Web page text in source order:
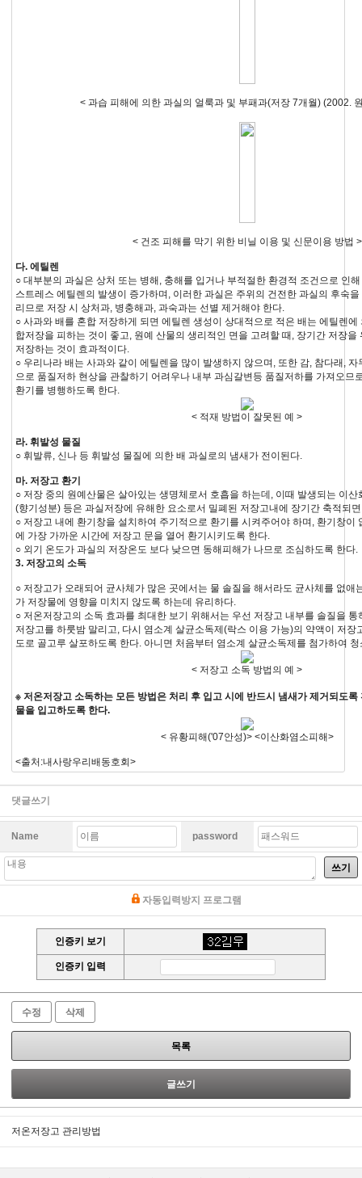
< 과습 피해에 의한 과실의 얼룩과 및 부패과(저장 7개월) (2002.
< 건조 피해를 막기 위한 비닐 이용 및 신문이용 방법 >
다. 에틸렌
○ 대부분의 과실은 상처 또는 병해, 충해를 입거나 부적절한 환경적 조건으로 인
스트레스 에틸렌의 발생이 증가하며, 이러한 과실은 주위의 건전한 과실의 후숙
리므로 저장 시 상처과, 병충해과, 과숙과는 선별 제거해야 한다.
○ 사과와 배를 혼합 저장하게 되면 에틸렌 생성이 상대적으로 적은 배는 에틸렌
합저장을 피하는 것이 좋고, 원예 산물의 생리적인 면을 고려할 때, 장기간 저장을
저장하는 것이 효과적이다.
○ 우리나라 배는 사과와 같이 에틸렌을 많이 발생하지 않으며, 또한 감, 참다래,
으로 품질저하 현상을 관찰하기 어려우나 내부 과심갈변등 품질저하를 가져오므
환기를 병행하도록 한다.
< 적재 방법이 잘못된 예 >
라. 휘발성 물질
○ 휘발류, 신나 등 휘발성 물질에 의한 배 과실로의 냄새가 전이된다.
마. 저장고 환기
○ 저장 중의 원예산물은 살아있는 생명체로서 호흡을 하는데, 이때 발생되는 이
(향기성분) 등은 과실저장에 유해한 요소로서 밀폐된 저장고내에 장기간 축적되
○ 저장고 내에 환기창을 설치하여 주기적으로 환기를 시켜주어야 하며, 환기창이
에 가장 가까운 시간에 저장고 문을 열어 환기시키도록 한다.
○ 외기 온도가 과실의 저장온도 보다 낮으면 동해피해가 나므로 조심하도록 한다.
3. 저장고의 소독
○ 저장고가 오래되어 균사체가 많은 곳에서는 물 솔질을 해서라도 균사체를 없애
가 저장물에 영향을 미치지 않도록 하는데 유리하다.
○ 저온저장고의 소독 효과를 최대한 보기 위해서는 우선 저장고 내부를 솔질을
저장고를 하룻밤 말리고, 다시 염소계 살균소독제(락스 이용 가능)의 약액이 저장
도로 골고루 살포하도록 한다. 아니면 처음부터 염소계 살균소독제를 첨가하여
< 저장고 소독 방법의 예 >
※ 저온저장고 소독하는 모든 방법은 처리 후 입고 시에 반드시 냄새가 제거되도
물을 입고하도록 한다.
< 유황피해('07안성)> <이산화염소피해>
<출처:내사랑우리배동호회>
댓글쓰기
Name password
쓰기
자동입력방지 프로그램
인증키 보기
인증키 입력
수정 삭제
목록
글쓰기
저온저장고 관리방법